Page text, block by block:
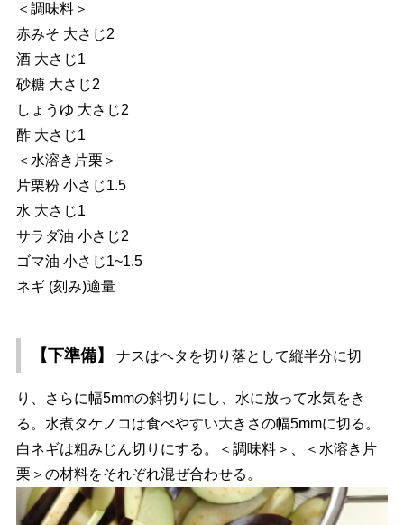
＜調味料＞
赤みそ 大さじ2
酒 大さじ1
砂糖 大さじ2
しょうゆ 大さじ2
酢 大さじ1
＜水溶き片栗＞
片栗粉 小さじ1.5
水 大さじ1
サラダ油 小さじ2
ゴマ油 小さじ1~1.5
ネギ (刻み)適量
【下準備】 ナスはヘタを切り落として縦半分に切
り、さらに幅5mmの斜切りにし、水に放って水気をき
る。水煮タケノコは食べやすい大きさの幅5mmに切る。
白ネギは粗みじん切りにする。＜調味料＞、＜水溶き片
栗＞の材料をそれぞれ混ぜ合わせる。